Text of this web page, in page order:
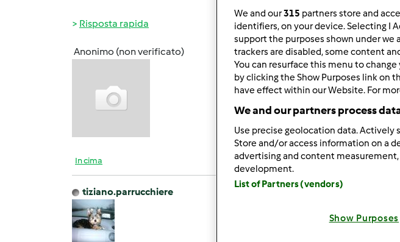
Risposta rapida
Anonimo (non verificato)
Mer, 10/08/2014 - 17:54
Buonasera,
qualcuno mi sa dire quanto é
prima del suo arrivo :
In cima
tiziano.parrucchiere
Una pellicola l'ha già!
We and our315 partners store and
identifiers, on your device. Selecting I
support the purposes shown under we
trackers are disabled, some content
You can resurface this menu to
by clicking the Show Purposes link on
have effect within our Website. For
We and our partners process
Use precise geolocation data.
Store and/or access information on a
advertising and content
development.
List of Partners (vendors)
Show Purposes